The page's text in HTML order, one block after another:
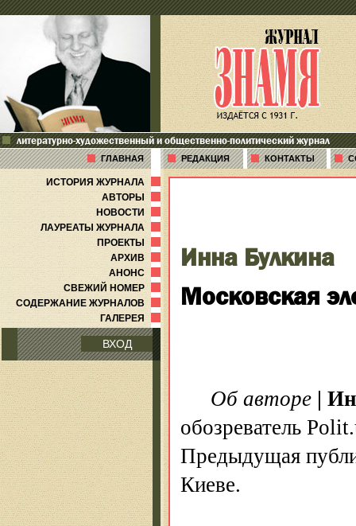
литературно-художественный и общественно-политический журнал
ГЛАВНАЯ РЕДАКЦИЯ КОНТАКТЫ
ИСТОРИЯ ЖУРНАЛА
АВТОРЫ
НОВОСТИ
ЛАУРЕАТЫ ЖУРНАЛА
ПРОЕКТЫ
АРХИВ
АНОНС
СВЕЖИЙ НОМЕР
СОДЕРЖАНИЕ ЖУРНАЛОВ
ГАЛЕРЕЯ
ВХОД
Инна Булкина
Московская
Об авторе |
обозреватель
Предыдущая
Киеве.